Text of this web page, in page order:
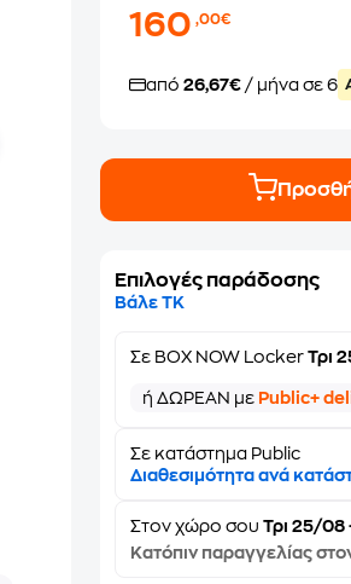
160,00€
από26,67€ / μήνα σε 6
Επιλογές παράδοσης
Βάλε ΤΚ
Σε BOX NOW Locker Τρι
ή ΔΩΡΕΑΝ με Public+
Σε κατάστημα Public
Διαθεσιμότητα ανά
Στονχώρο σου Τρι 25/08
Κατόπιν παραγγελίας